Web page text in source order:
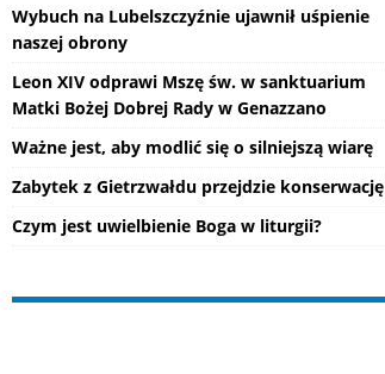
Wybuch na Lubelszczyźnie ujawnił uśpienie
naszej obrony
Leon XIV odprawi Mszę św. w sanktuarium
Matki Bożej Dobrej Rady w Genazzano
Ważne jest, aby modlić się o silniejszą wiarę
Zabytek z Gietrzwałdu przejdzie konserwację
Czym jest uwielbienie Boga w liturgii?